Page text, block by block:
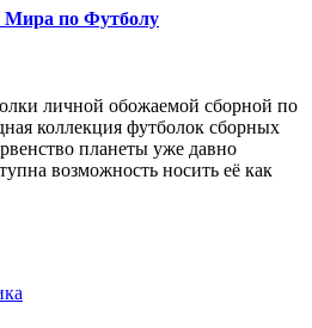
Мира по Футболу
коллекция футболок сборных
планеты уже давно
возможность носить её как